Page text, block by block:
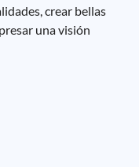
crear bellas
una visión